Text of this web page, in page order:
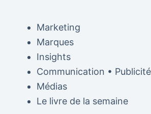
Marketing
Marques
Insights
Communication • Publicité
Médias
Le livre de la semaine